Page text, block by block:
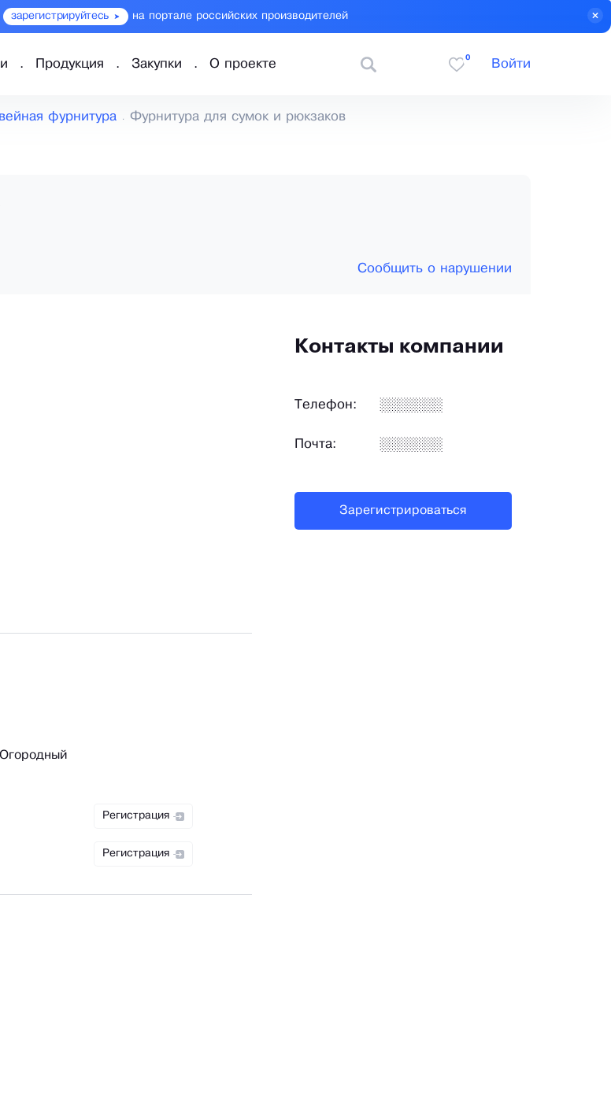
зарегистрируйтесь на портале российских производителей
Продукция Закупки О проекте
0
Войти
фурнитура Фурнитура для сумок и рюкзаков
Сообщить о нарушении
Регистрация
Регистрация
Контакты компании
Телефон:
Почта:
Зарегистрироваться